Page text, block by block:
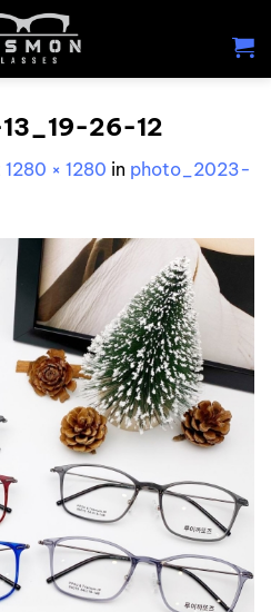
26-12
1280 × 1280 in photo_2023-